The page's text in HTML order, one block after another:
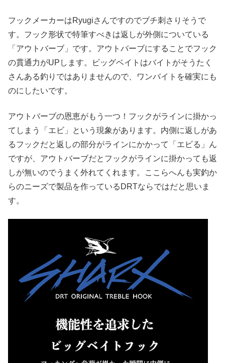
フックメーカーはRyugiさんですのでブチ刺さりそうで
す。フック形状で特筆すべきは返しが外側についている
「アウトバーブ」です。アウトバーブにすることでフック
の貫通力がUPします。ビッグベイトはバイトがそうたく
さんある釣りではありませんので、ワンバイトを確実にも
のにしたいです。
アウトバーブの恩恵がもう一つ！フックがラインに掛かっ
てしまう「エビ」という現象があります。内側に返しがあ
るフックだと返しの部分がラインにかかって「エビる」ん
ですが、アウトバーブだとフックがラインに掛かっても返
しが無いのでうまく外れてくれます。ここらへんも実釣か
らのニーズで製品を作っているDRTならではだと思いま
す。